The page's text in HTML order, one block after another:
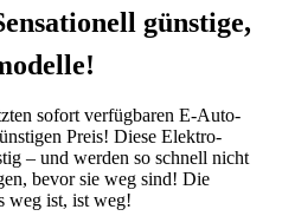
günstige,
sofort verfügbaren E-Auto-
Preis! Diese Elektro-
– und werden so schnell nicht
bevor sie weg sind! Die
weg ist, ist weg!